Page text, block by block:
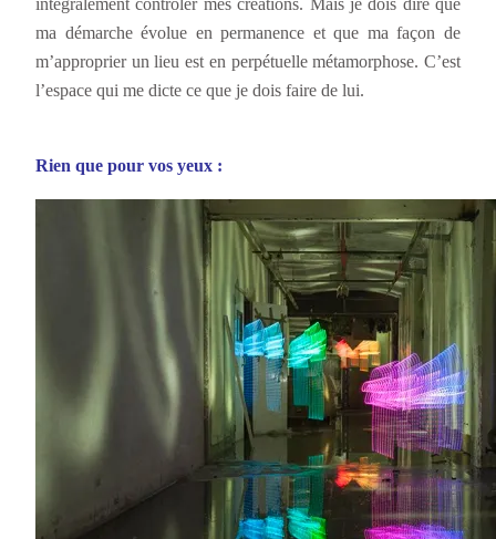
ma démarche évolue en permanence et que ma façon de
m’approprier un lieu est en perpétuelle métamorphose. C’est
l’espace qui me dicte ce que je dois faire de lui.
Rien que pour vos yeux :